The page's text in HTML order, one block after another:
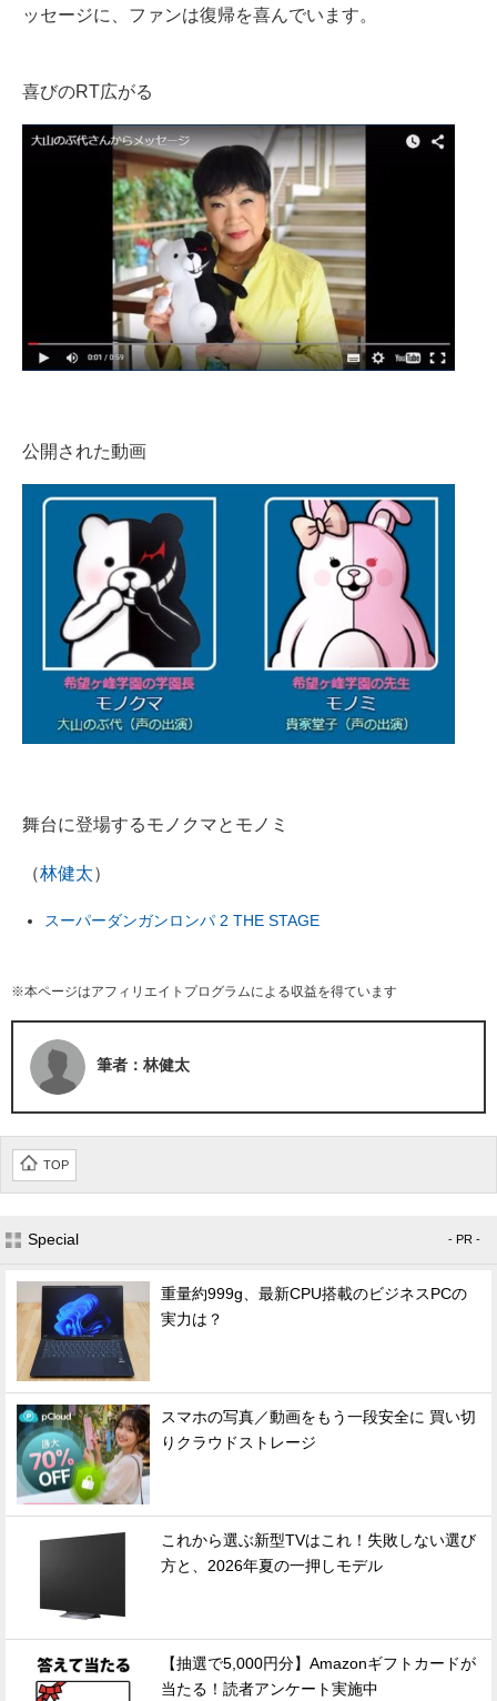
エネルギーの専門メディア
ッセージに、ファンは復帰を喜んでいます。
喜びのRT広がる
公開された動画
舞台に登場するモノクマとモノミ
（林健太）
スーパーダンガンロンパ 2 THE STAGE
※本ページはアフィリエイトプログラムによる収益を得ています
筆者：林健太
TOP
Special - PR -
重量約999g、最新CPU搭載のビジネスPCの
実力は？
スマホの写真／動画をもう一段安全に 買い切
りクラウドストレージ
これから選ぶ新型TVはこれ！失敗しない選び
方と、2026年夏の一押しモデル
【抽選で5,000円分】Amazonギフトカードが
当たる！読者アンケート実施中